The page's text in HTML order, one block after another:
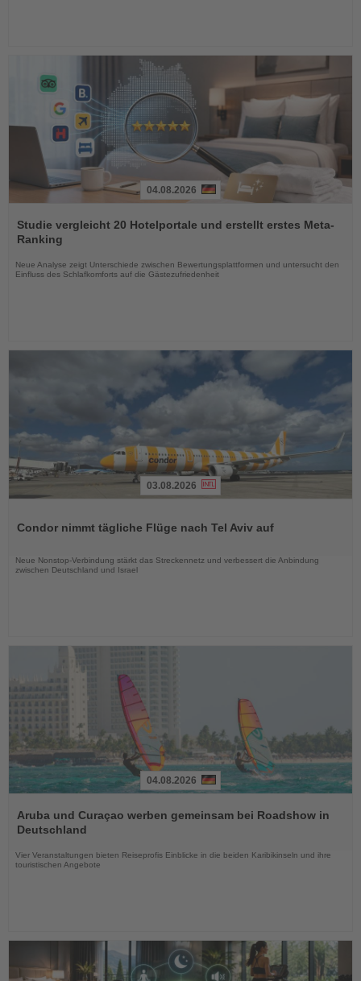
Sie
die
Nachrichten
04.08.2026
Studie vergleicht 20 Hotelportale und erstellt erstes Meta-
Ranking
Neue Analyse zeigt Unterschiede zwischen Bewertungsplattformen und untersucht den
Einfluss des Schlafkomforts auf die Gästezufriedenheit
die
03.08.2026
Condor nimmt tägliche Flüge nach Tel Aviv auf
Neue Nonstop-Verbindung stärkt das Streckennetz und verbessert die Anbindung
zwischen Deutschland und Israel
Sie
die
04.08.2026
Aruba und Curaçao werben gemeinsam bei Roadshow in
Deutschland
Vier Veranstaltungen bieten Reiseprofis Einblicke in die beiden Karibikinseln und ihre
touristischen Angebote